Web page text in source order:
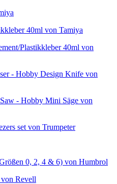
40ml von Tamiya
Plastikkleber 40ml von
- Hobby Design Knife von
- Hobby Mini Säge von
set von Trumpeter
0, 2, 4 & 6) von Humbrol
Revell